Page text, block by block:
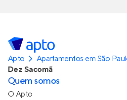
Apto Apartamentos em São
Dez Sacomã
Quem somos
O Apto